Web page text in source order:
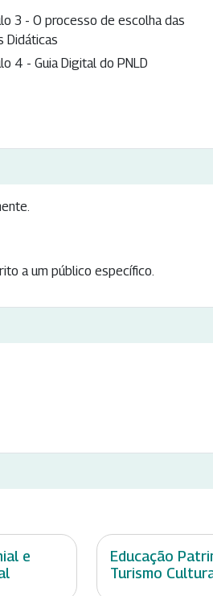
3 - O processo de escolha das
Didáticas
4 - Guia Digital do PNLD
a um público específico.
e
Educação
Turismo